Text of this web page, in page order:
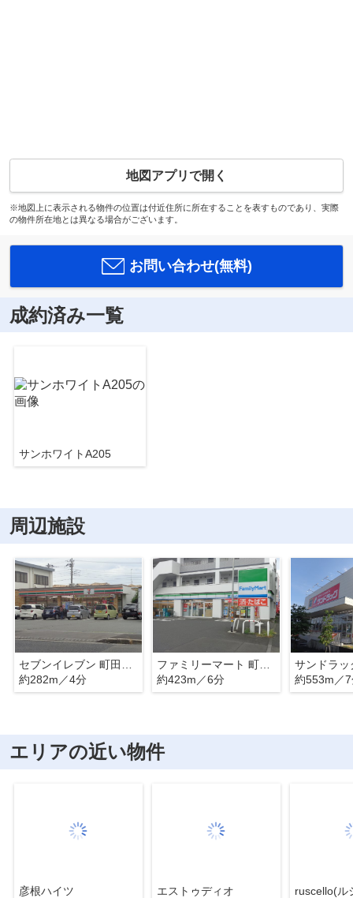
地図アプリで開く
※地図上に表示される物件の位置は付近住所に所在することを表すものであり、実際
の物件所在地とは異なる場合がございます。
お問い合わせ(無料)
成約済み一覧
サンホワイトA205
周辺施設
約282m／4分
ファミリーマート 町田成瀬が丘店
約423m／6分
約553m／
エリアの近い物件
彦根ハイツ
エストゥディオ
ruscello(ル